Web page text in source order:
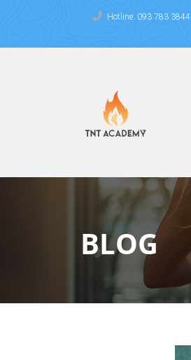
Hotline: 093 783 3844
BLOG